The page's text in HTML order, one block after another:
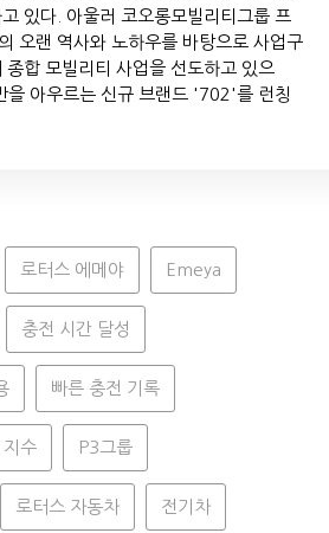
있다. 아울러 코오롱모빌리티그룹 프
오랜 역사와 노하우를 바탕으로 사업구
종합 모빌리티 사업을 선도하고 있으
을 아우르는 신규 브랜드 '702'를 런칭
로터스 에메야 Emeya
충전 시간 달성
빠른 충전 기록
수 P3그룹
로터스 자동차 전기차